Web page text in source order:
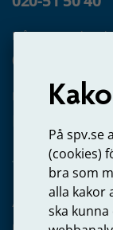
På spv.se
(cookies)
bra som
alla kakor
ska
Frågor om
020-65 00 65
Kontakta oss
Arbetsgivare